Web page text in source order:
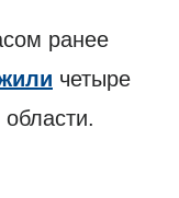
ранее
четыре